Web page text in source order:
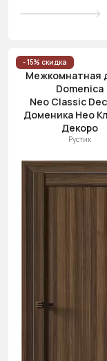
- 15% скидка
Межкомнатная
Domenica
Neo Classic
Доменика Нео
Декоро
Рустик